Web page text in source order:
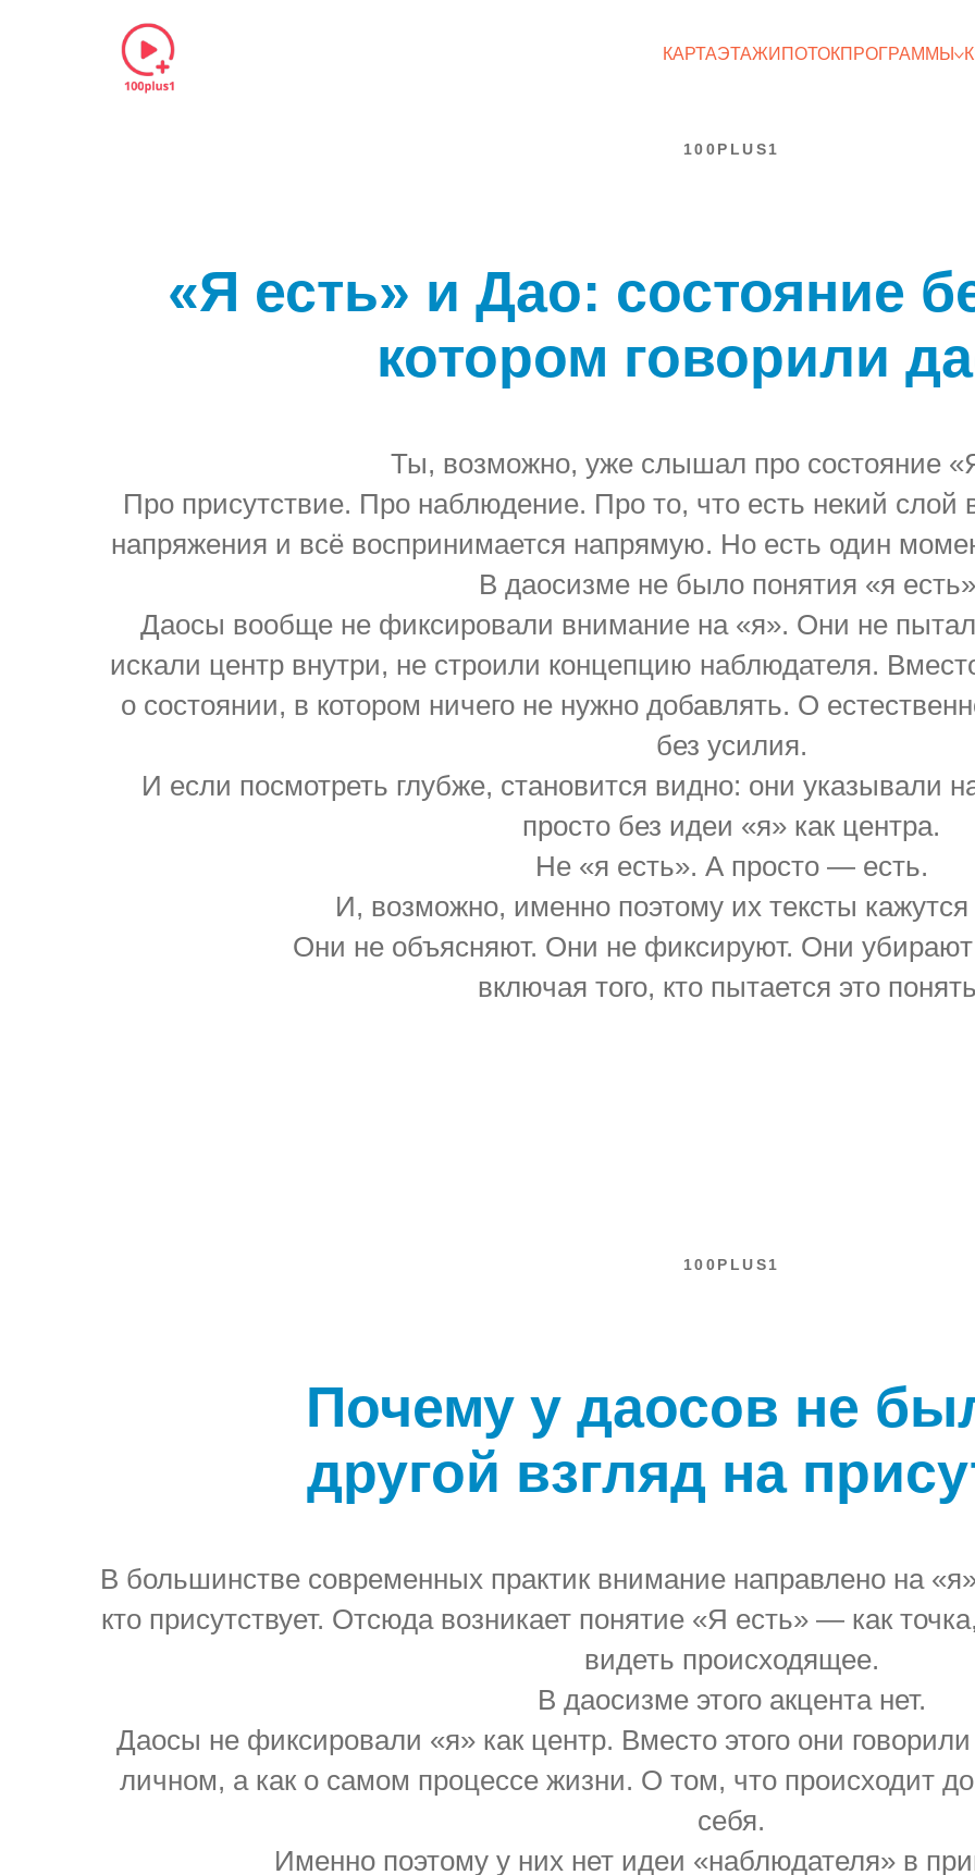
КАРТАЭТАЖИ ПОТОКПРОГРАММЫ
100PLUS1
«Я есть» и Дао: состояние
котором говорили
Ты, возможно, уже слышал про состояние
Про присутствие. Про наблюдение. Про то, что есть некий слой
напряжения и всё воспринимается напрямую. Но есть один
В даосизме не было понятия «я
Даосы вообще не фиксировали внимание на «я». Они не
искали центр внутри, не строили концепцию наблюдателя.
о состоянии, в котором ничего не нужно добавлять. О
без усилия.
И если посмотреть глубже, становится видно: они указывали
просто без идеи «я» как центра.
Не «я есть». А просто — есть.
И, возможно, именно поэтому их тексты
Они не объясняют. Они не фиксируют. Они
включая того, кто пытается это
100PLUS1
Почему у даосов не
другой взгляд на
В большинстве современных практик внимание направлено на
кто присутствует. Отсюда возникает понятие «Я есть» — как
видеть происходящее.
В даосизме этого акцента нет.
Даосы не фиксировали «я» как центр. Вместо этого они
личном, а как о самом процессе жизни. О том, что происходит
себя.
Именно поэтому у них нет идеи «наблюдателя» в